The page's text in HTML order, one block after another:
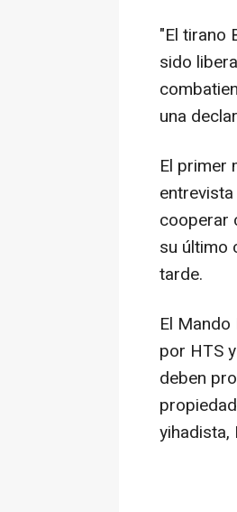
"El tirano
sido
una
El primer
cooperar
su último
tarde.
El
por HTS
deben
yihadista,